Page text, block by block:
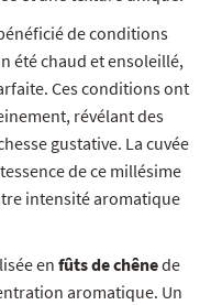
de conditions
été chaud et ensoleillé,
Ces conditions ont
révélant des
gustative. La cuvée
de ce millésime
intensité aromatique
en fûts de chênede
aromatique. Un